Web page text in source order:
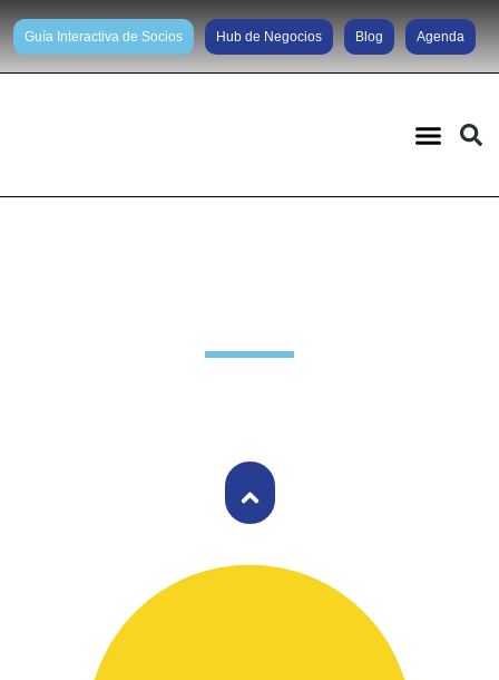
Guía Interactiva de Socios Hub de Negocios Blog Agenda